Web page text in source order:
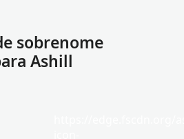
sobrenome
Ashill